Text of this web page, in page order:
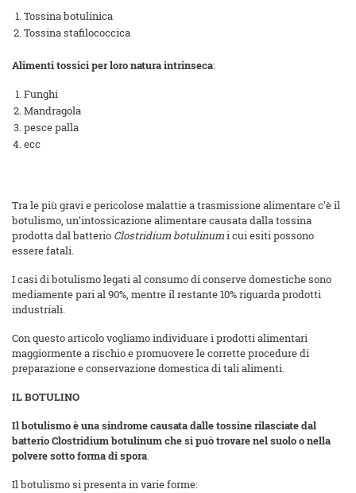
Tossina botulinica
Tossina stafilococcica
Alimenti tossici per loro natura intrinseca:
Funghi
Mandragola
pesce palla
ecc
Tra le più gravi e pericolose malattie a trasmissione alimentare c’è il
botulismo, un’intossicazione alimentare causata dalla tossina
prodotta dal batterio Clostridium botulinumi cui esiti possono
essere fatali.
I casi di botulismo legati al consumo di conserve domestiche sono
mediamente pari al 90%, mentre il restante 10% riguarda prodotti
industriali.
Con questo articolo vogliamo individuare i prodotti alimentari
maggiormente a rischio e promuovere le corrette procedure di
preparazione e conservazione domestica di tali alimenti.
IL BOTULINO
Il botulismo è una sindrome causata dalle tossine rilasciate dal
batterio Clostridium botulinum che si può trovare nel suolo o nella
polvere sotto forma di spora.
Il botulismo si presenta in varie forme: